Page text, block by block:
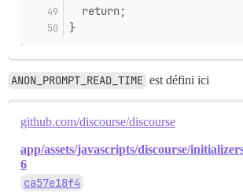
  return;
}
ANON_PROMPT_READ_TIME est défini ici
github.com/discourse/discourse
app/assets/javascripts/discourse/
6
ca57e18f4